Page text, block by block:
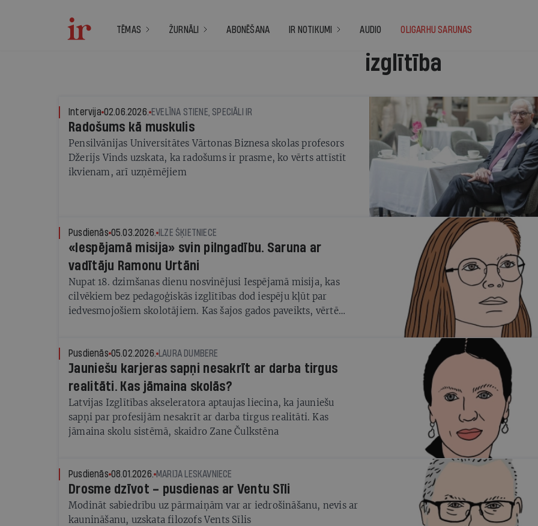
TĒMAS ŽURNĀLI ABONĒŠANA IR NOTIKUMI AUDIO OLIGARHU SARUNAS
izglītība
Intervija 02.06.2026. EVELĪNA STIENE, SPECIĀLI IR
Radošums kā muskulis
Pensilvānijas Universitātes Vārtonas Biznesa skolas profesors
Džerijs Vinds uzskata, ka radošums ir prasme, ko vērts attīstīt
ikvienam, arī uzņēmējiem
Pusdienās 05.03.2026. ILZE ŠĶIETNIECE
«Iespējamā misija» svin pilngadību. Saruna ar
vadītāju Ramonu Urtāni
Nupat 18. dzimšanas dienu nosvinējusi Iespējamā misija, kas
cilvēkiem bez pedagoģiskās izglītības dod iespēju kļūt par
iedvesmojošiem skolotājiem. Kas šajos gados paveikts, vērtē
Pusdienās 05.02.2026. LAURA DUMBERE
Jauniešu karjeras sapņi nesakrīt ar darba tirgus
realitāti. Kas jāmaina skolās?
Latvijas Izglītības akseleratora aptaujas liecina, ka jauniešu
sapņi par profesijām nesakrīt ar darba tirgus realitāti. Kas
jāmaina skolu sistēmā, skaidro Zane Čulkstēna
Pusdienās 08.01.2026. MARIJA LESKAVNIECE
Drosme dzīvot – pusdienas ar Ventu Sīli
Modināt sabiedrību uz pārmaiņām var ar iedrošināšanu, nevis ar
kaunināšanu, uzskata filozofs Vents Sīlis